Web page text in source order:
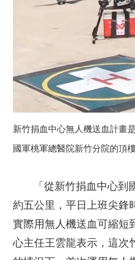
新竹捐血中心無人機送血計畫
國軍桃軍總醫院新竹分院的頂樓
「從新竹捐血中心到
約五公里，平日上班尖鋒
實際用無人機送血可縮短
心主任王雲龍表示，這次